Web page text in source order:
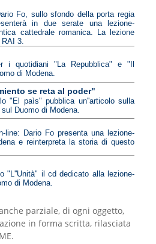
Fo, sullo sfondo della porta regia
in due serate una lezione-
cattedrale romanica. La lezione
3.
i quotidiani "La Repubblica" e "Il
di Modena.
se reta al poder"
"El paìs" pubblica un''articolo sulla
Duomo di Modena.
line: Dario Fo presenta una lezione-
e reinterpreta la storia di questo
"L''Unità" il cd dedicato alla lezione-
di Modena.
parziale, di ogni oggetto,
in forma scritta, rilasciata